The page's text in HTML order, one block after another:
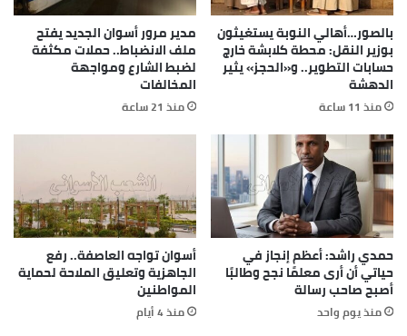
بالصور…أهالي النوبة يستغيثون
بوزير النقل: محطة كلابشة خارج
حسابات التطوير.. و«الحجز» يثير
الدهشة
منذ 11 ساعة
مدير مرور أسوان الجديد يفتح
ملف الانضباط.. حملات مكثفة
لضبط الشارع ومواجهة
المخالفات
منذ 21 ساعة
حمدي راشد: أعظم إنجاز في
حياتي أن أرى معلمًا نجح وطالبًا
أصبح صاحب رسالة
منذ يوم واحد
أسوان تواجه العاصفة.. رفع
الجاهزية وتعليق الملاحة لحماية
المواطنين
منذ 4 أيام